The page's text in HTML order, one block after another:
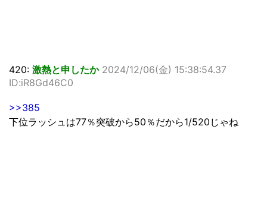
420: 激熱と申したか 2024/12/06(金) 15:38:54.37
ID:iR8Gd46C0
>>385
下位ラッシュは77％突破から50％だから1/520じゃね